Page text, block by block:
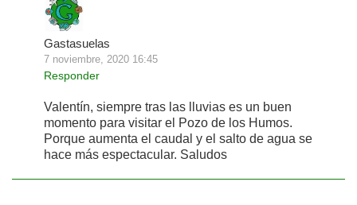
Gastasuelas
7 noviembre, 2020 16:45
Responder
Valentín, siempre tras las lluvias es un buen
momento para visitar el Pozo de los Humos.
Porque aumenta el caudal y el salto de agua se
hace más espectacular. Saludos